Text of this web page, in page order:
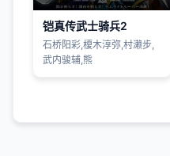
铠真传武士骑兵2
石桥阳彩,榎木淳弥,村濑步,
武内骏辅,熊